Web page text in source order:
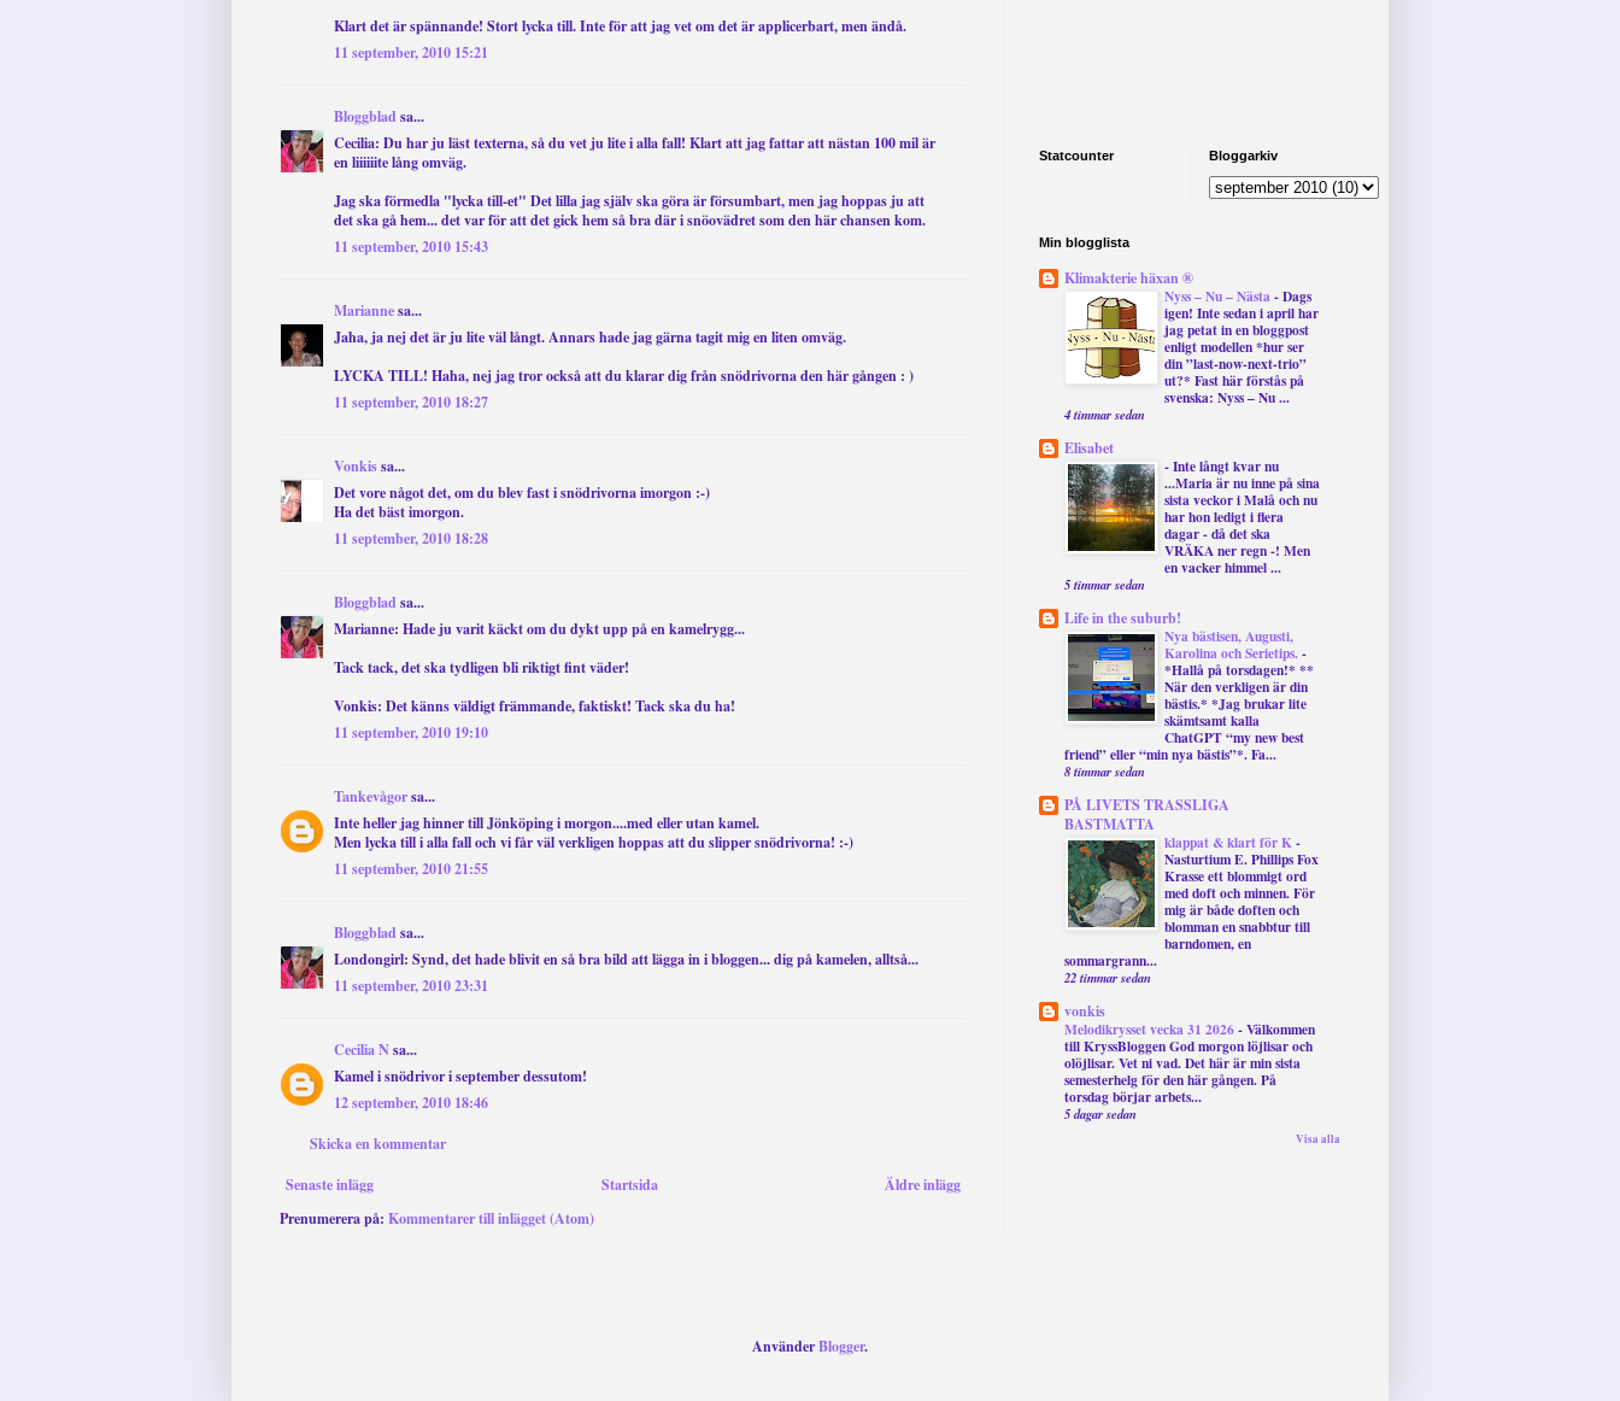
Klart det är spännande! Stort lycka till. Inte för att jag vet om det är applicerbart, men ändå.
11 september, 2010 15:21
Bloggblad sa...
Cecilia: Du har ju läst texterna, så du vet ju lite i alla fall! Klart att jag fattar att nästan 100 mil är
en liiiiiite lång omväg.
Jag ska förmedla "lycka till-et" Det lilla jag själv ska göra är försumbart, men jag hoppas ju att
det ska gå hem... det var för att det gick hem så bra där i snöovädret som den här chansen kom.
11 september, 2010 15:43
Mariannesa...
Jaha, ja nej det är ju lite väl långt. Annars hade jag gärna tagit mig en liten omväg.
LYCKA TILL! Haha, nej jag tror också att du klarar dig från snödrivorna den här gången : )
11 september, 2010 18:27
Vonkissa...
Det vore något det, om du blev fast i snödrivorna imorgon :-)
Ha det bäst imorgon.
11 september, 2010 18:28
Bloggblad sa...
Marianne: Hade ju varit käckt om du dykt upp på en kamelrygg...
Tack tack, det ska tydligen bli riktigt fint väder!
Vonkis: Det känns väldigt främmande, faktiskt! Tack ska du ha!
11 september, 2010 19:10
Tankevågorsa...
Inte heller jag hinner till Jönköping i morgon....med eller utan kamel.
Men lycka till i alla fall och vi får väl verkligen hoppas att du slipper snödrivorna! :-)
11 september, 2010 21:55
Bloggblad sa...
Londongirl: Synd, det hade blivit en så bra bild att lägga in i bloggen... dig på kamelen, alltså...
11 september, 2010 23:31
Cecilia N sa...
Kamel i snödrivor i september dessutom!
12 september, 2010 18:46
Skicka en kommentar
Senaste inlägg
Äldre inlägg
Startsida
Prenumerera på: Kommentarer till inlägget (Atom)
Statcounter Bloggarkiv
Min blogglista
Klimakterie häxan ®
Nyss – Nu – Nästa-Dags
igen! Inte sedan i april har
jag petat in en bloggpost
enligt modellen *hur ser
din ”last-now-next-trio”
ut?* Fast här förstås på
svenska: Nyss – Nu ...
4 timmar sedan
Elisabet
-Inte långt kvar nu
...Maria är nu inne på sina
sista veckor i Malå och nu
har hon ledigt i flera
dagar - då det ska
VRÄKA ner regn -! Men
en vacker himmel ...
5 timmar sedan
Life in the suburb!
Nya bästisen, Augusti,
Karolina och Serietips.-
*Hallå på torsdagen!* **
När den verkligen är din
bästis.* *Jag brukar lite
skämtsamt kalla
ChatGPT “my new best
friend” eller “min nya bästis”*. Fa...
8 timmar sedan
PÅ LIVETS TRASSLIGA
BASTMATTA
klappat & klart för K-
Nasturtium E. Phillips Fox
Krasse ett blommigt ord
med doft och minnen. För
mig är både doften och
blomman en snabbtur till
barndomen, en
sommargrann...
22 timmar sedan
vonkis
Melodikrysset vecka 31 2026-Välkommen
till KryssBloggen God morgon löjlisar och
olöjlisar. Vet ni vad. Det här är min sista
semesterhelg för den här gången. På
torsdag börjar arbets...
5 dagar sedan
Visa alla
AnvänderBlogger.